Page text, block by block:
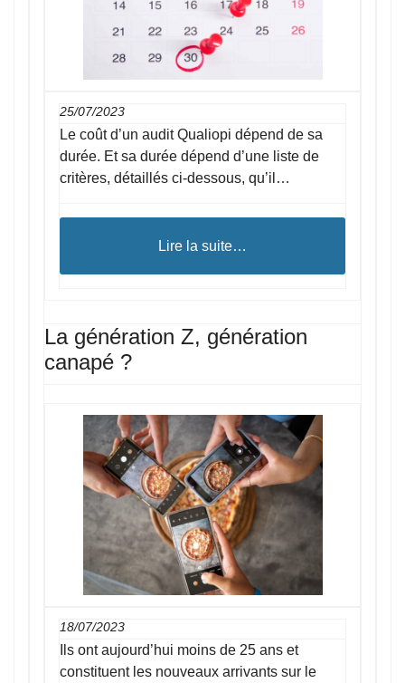
25/07/2023
Le coût d’un audit Qualiopi dépend de sa
durée. Et sa durée dépend d’une liste de
critères, détaillés ci-dessous, qu’il…
Lire la suite…
La génération Z, génération
canapé ?
18/07/2023
Ils ont aujourd’hui moins de 25 ans et
constituent les nouveaux arrivants sur le